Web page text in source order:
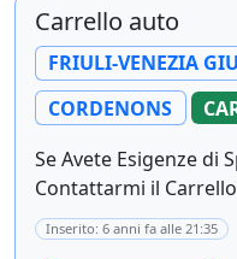
Carrello auto
FRIULI-VENEZIA
CORDENONS
Se Avete Esigenze di
Contattarmi il
Inserito: 6 anni fa alle 21:35